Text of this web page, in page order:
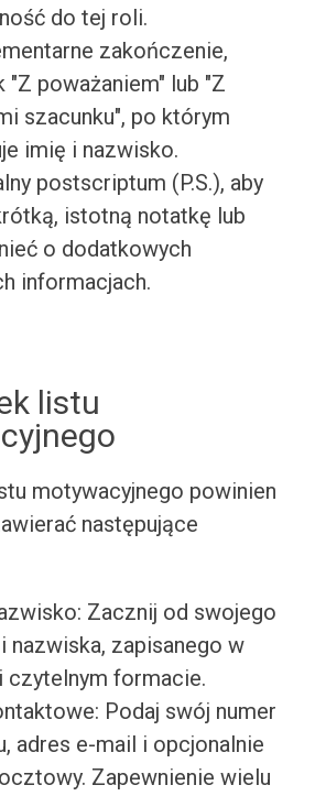
do tej roli.
zakończenie,
"Z poważaniem" lub "Z
szacunku", po którym
imię i nazwisko.
postscriptum (P.S.), aby
istotną notatkę lub
o dodatkowych
informacjach.
listu
motywacyjnego powinien
następujące
Zacznij od swojego
nazwiska, zapisanego w
czytelnym formacie.
Podaj swój numer
adres e-mail i opcjonalnie
Zapewnienie wielu